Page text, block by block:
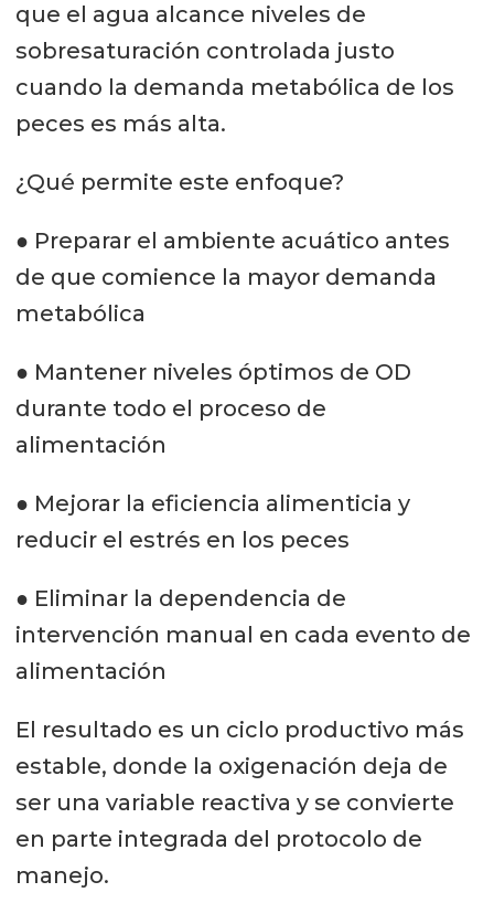
que el agua alcance niveles de
sobresaturación controlada justo
cuando la demanda metabólica de los
peces es más alta.
¿Qué permite este enfoque?
● Preparar el ambiente acuático antes
de que comience la mayor demanda
metabólica
● Mantener niveles óptimos de OD
durante todo el proceso de
alimentación
● Mejorar la eficiencia alimenticia y
reducir el estrés en los peces
● Eliminar la dependencia de
intervención manual en cada evento de
alimentación
El resultado es un ciclo productivo más
estable, donde la oxigenación deja de
ser una variable reactiva y se convierte
en parte integrada del protocolo de
manejo.